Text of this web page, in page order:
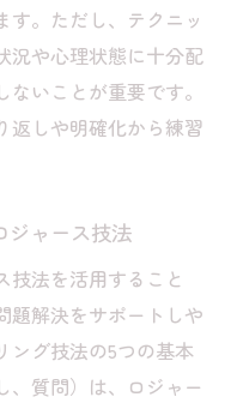
す。ただし、テクニッ
況や心理状態に十分配
いことが重要です。
返しや明確化から練習
ジャース技法
技法を活用すること
題解決をサポートしや
ング技法の5つの基本
、質問）は、ロジャー